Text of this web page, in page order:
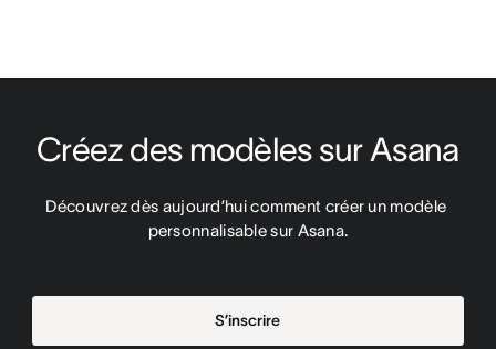
Créez des modèles sur Asana
Découvrez dès aujourd’hui comment créer un modèle
personnalisable sur Asana.
S’inscrire